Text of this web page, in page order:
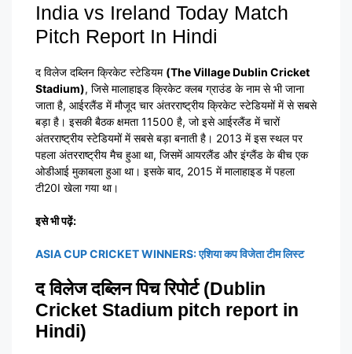
India vs Ireland Today Match
Pitch Report In Hindi
द विलेज दब्लिन क्रिकेट स्टेडियम (The Village Dublin Cricket
Stadium), जिसे मालाहाइड क्रिकेट क्लब ग्राउंड के नाम से भी जाना
जाता है, आईरलैंड में मौजूद चार अंतरराष्ट्रीय क्रिकेट स्टेडियमों में से सबसे
बड़ा है। इसकी बैठक क्षमता 11500 है, जो इसे आईरलैंड में चारों
अंतरराष्ट्रीय स्टेडियमों में सबसे बड़ा बनाती है। 2013 में इस स्थल पर
पहला अंतरराष्ट्रीय मैच हुआ था, जिसमें आयरलैंड और इंग्लैंड के बीच एक
ओडीआई मुकाबला हुआ था। इसके बाद, 2015 में मालाहाइड में पहला
टी20I खेला गया था।
इसे भी पढ़ें:
ASIA CUP CRICKET WINNERS: एशिया कप विजेता टीम लिस्ट
द विलेज दब्लिन पिच रिपोर्ट (Dublin
Cricket Stadium pitch report in
Hindi)